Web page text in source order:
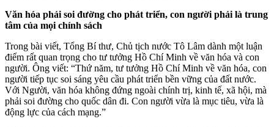
Văn hóa phải soi đường cho phát triển, con người phải là trung
tâm của mọi chính sách
Trong bài viết, Tổng Bí thư, Chủ tịch nước Tô Lâm dành một luận
điểm rất quan trọng cho tư tưởng Hồ Chí Minh về văn hóa và con
người. Ông viết: “Thứ năm, tư tưởng Hồ Chí Minh về văn hóa, con
người tiếp tục soi sáng yêu cầu phát triển bền vững của đất nước.
Với Người, văn hóa không đứng ngoài chính trị, kinh tế, xã hội, mà
phải soi đường cho quốc dân đi. Con người vừa là mục tiêu, vừa là
động lực của cách mạng.”